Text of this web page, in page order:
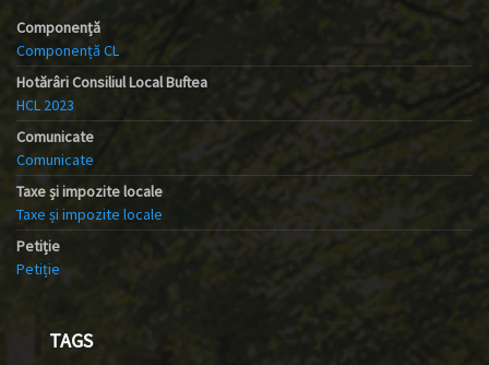
Componență
Componență CL
Hotărâri Consiliul Local Buftea
HCL 2023
Comunicate
Comunicate
Taxe și impozite locale
Taxe și impozite locale
Petiție
Petiție
TAGS